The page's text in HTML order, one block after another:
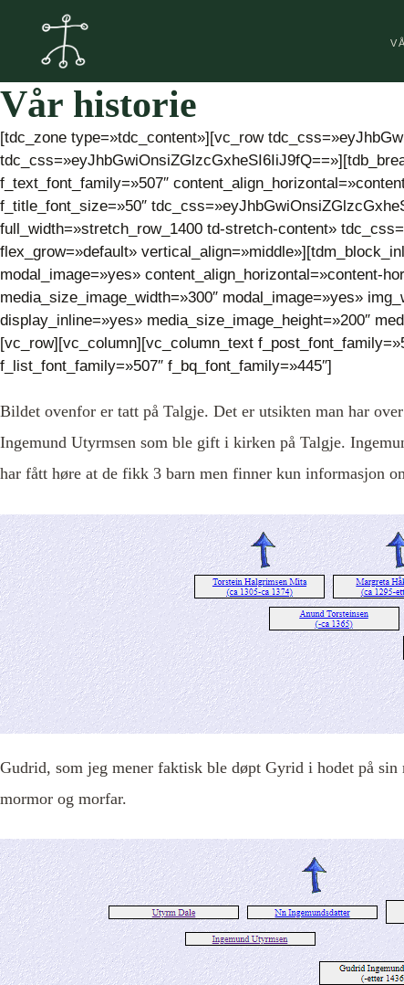
innhold
Vår historie
[tdc_zone type=»tdc_content»][vc_row
f_text_font_family=»507″
f_title_font_size=»50″
full_width=»stretch_row_1400 td-stretch-content»
flex_grow=»default»
modal_image=»yes» content_align_horizontal=»content-
media_size_image_width=»300″ modal_image=»yes»
display_inline=»yes» media_size_image_height=»200″
[vc_row][vc_column][vc_column_text
f_list_font_family=»507″ f_bq_font_family=»445″]
Bildet ovenfor er tatt på Talgje. Det er utsikten man har
Ingemund Utyrmsen som ble gift i kirken på Talgje.
har fått høre at de fikk 3 barn men finner kun informasjon
Gudrid, som jeg mener faktisk ble døpt Gyrid i hodet på
mormor og morfar.